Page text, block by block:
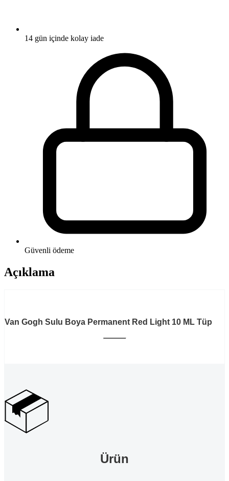
14 gün içinde kolay iade
Güvenli ödeme
Açıklama
Van Gogh Sulu Boya Permanent Red Light 10 ML Tüp
Ürün